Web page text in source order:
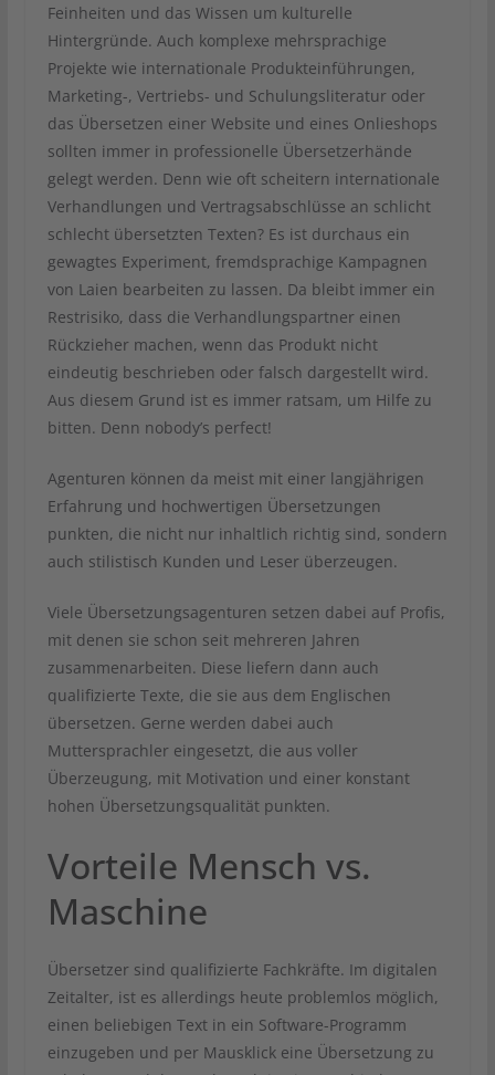
Feinheiten und das Wissen um kulturelle
Hintergründe. Auch komplexe mehrsprachige
Projekte wie internationale Produkteinführungen,
Marketing-, Vertriebs- und Schulungsliteratur oder
das Übersetzen einer Website und eines Onlieshops
sollten immer in professionelle Übersetzerhände
gelegt werden. Denn wie oft scheitern internationale
Verhandlungen und Vertragsabschlüsse an schlicht
schlecht übersetzten Texten? Es ist durchaus ein
gewagtes Experiment, fremdsprachige Kampagnen
von Laien bearbeiten zu lassen. Da bleibt immer ein
Restrisiko, dass die Verhandlungspartner einen
Rückzieher machen, wenn das Produkt nicht
eindeutig beschrieben oder falsch dargestellt wird.
Aus diesem Grund ist es immer ratsam, um Hilfe zu
bitten. Denn nobody’s perfect!
Agenturen können da meist mit einer langjährigen
Erfahrung und hochwertigen Übersetzungen
punkten, die nicht nur inhaltlich richtig sind, sondern
auch stilistisch Kunden und Leser überzeugen.
Viele Übersetzungsagenturen setzen dabei auf Profis,
mit denen sie schon seit mehreren Jahren
zusammenarbeiten. Diese liefern dann auch
qualifizierte Texte, die sie aus dem Englischen
übersetzen. Gerne werden dabei auch
Muttersprachler eingesetzt, die aus voller
Überzeugung, mit Motivation und einer konstant
hohen Übersetzungsqualität punkten.
Vorteile Mensch vs.
Maschine
Übersetzer sind qualifizierte Fachkräfte. Im digitalen
Zeitalter, ist es allerdings heute problemlos möglich,
einen beliebigen Text in ein Software-Programm
einzugeben und per Mausklick eine Übersetzung zu